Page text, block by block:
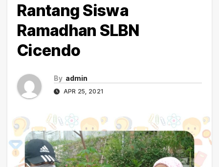
Rantang Siswa
Ramadhan SLBN
Cicendo
By admin
APR 25, 2021